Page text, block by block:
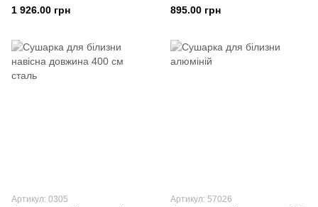
1 926.00 грн
Сталь
895.00 грн
Артикул: 0305 Артикул: 57026